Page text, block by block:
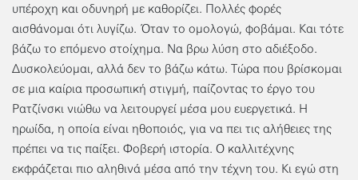
υπέροχη και οδυνηρή με καθορίζει. Πολλές φορές
αισθάνομαι ότι λυγίζω. Όταν το ομολογώ, φοβάμαι. Και τότε
βάζω το επόμενο στοίχημα. Να βρω λύση στο αδιέξοδο.
Δυσκολεύομαι, αλλά δεν το βάζω κάτω. Τώρα που βρίσκομαι
σε μια καίρια προσωπική στιγμή, παίζοντας το έργο του
Ρατζίνσκι νιώθω να λειτουργεί μέσα μου ευεργετικά. H
ηρωίδα, η οποία είναι ηθοποιός, για να πει τις αλήθειες της
πρέπει να τις παίξει. Φοβερή ιστορία. Ο καλλιτέχνης
εκφράζεται πιο αληθινά μέσα από την τέχνη του. Κι εγώ στη